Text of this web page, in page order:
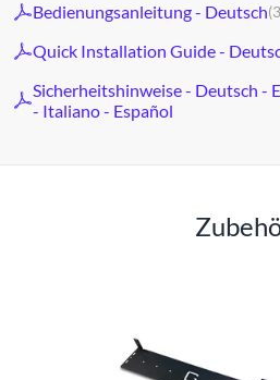
Bedienungsanleitung - Deutsch
Quick Installation Guide -
Sicherheitshinweise - Deutsch -
- Italiano - Español